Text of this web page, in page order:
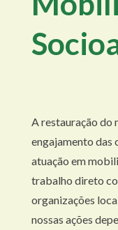
A restauração do
engajamento das
atuação em
trabalho direto
organizações
nossas ações